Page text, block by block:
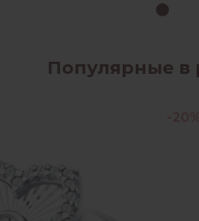
Популярные в